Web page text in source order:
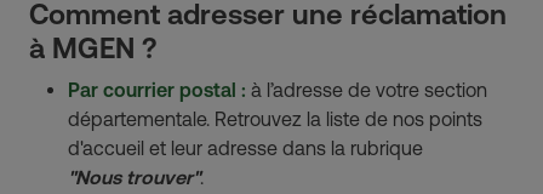
Comment adresser une réclamation
à MGEN ?
Par courrier postal : à l’adresse de votre section
départementale. Retrouvez la liste de nos points
d'accueil et leur adresse dans la rubrique
"Nous trouver".